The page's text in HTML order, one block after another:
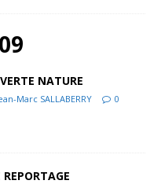
NATURE
Marc SALLABERRY 0